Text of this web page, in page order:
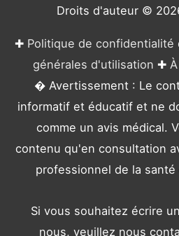
Droits d'auteur ©
✚ Politique de confidentialité
générales d'utilisation ✚
� Avertissement : Le
informatif et éducatif et ne
comme un avis médical.
contenu qu'en consultation
professionnel de la
Si vous souhaitez écrire
nous, veuillez nous